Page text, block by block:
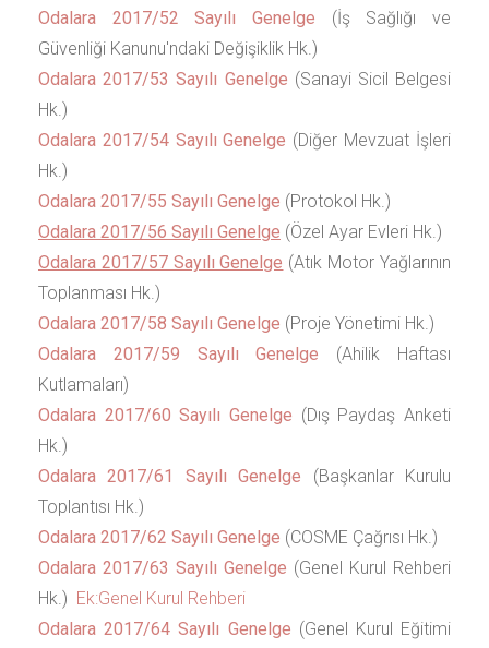
Odalara 2017/52 Sayılı Genelge (İş Sağlığı ve
Güvenliği Kanunu'ndaki Değişiklik Hk.)
Odalara 2017/53 Sayılı Genelge (Sanayi Sicil Belgesi
Hk.)
Odalara 2017/54 Sayılı Genelge (Diğer Mevzuat İşleri
Hk.)
Odalara 2017/55 Sayılı Genelge (Protokol Hk.)
Odalara 2017/56 Sayılı Genelge (Özel Ayar Evleri Hk.)
Odalara 2017/57 Sayılı Genelge (Atık Motor Yağlarının
Toplanması Hk.)
Odalara 2017/58 Sayılı Genelge (Proje Yönetimi Hk.)
Odalara 2017/59 Sayılı Genelge (Ahilik Haftası
Kutlamaları)
Odalara 2017/60 Sayılı Genelge (Dış Paydaş Anketi
Hk.)
Odalara 2017/61 Sayılı Genelge (Başkanlar Kurulu
Toplantısı Hk.)
Odalara 2017/62 Sayılı Genelge (COSME Çağrısı Hk.)
Odalara 2017/63 Sayılı Genelge (Genel Kurul Rehberi
Hk.) Ek:Genel Kurul Rehberi
Odalara 2017/64 Sayılı Genelge (Genel Kurul Eğitimi